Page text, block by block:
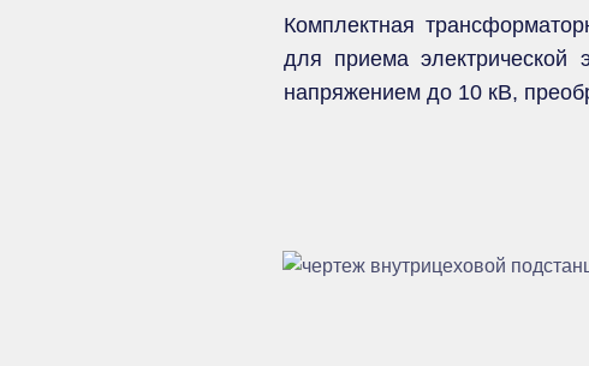
Комплектная
для приема электрической
напряжением до 10 кВ,